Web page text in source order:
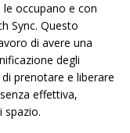
occupano e con
Sync. Questo
di avere una
degli
prenotare e liberare
effettiva,
spazio.